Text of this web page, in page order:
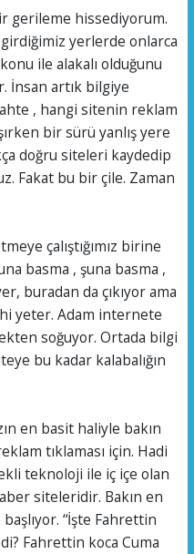
gerileme hissediyorum.
yerlerde onlarca
konu ile alakalı olduğunu
İnsan artık bilgiye
, hangi sitenin reklam
bir sürü yanlış yere
doğru siteleri kaydedip
Fakat bu bir çile. Zaman
çalıştığımız birine
basma , şuna basma ,
buradan da çıkıyor ama
yeter. Adam internete
soğuyor. Ortada bilgi
bu kadar kalabalığın
en basit haliyle bakın
tıklaması için. Hadi
teknoloji ile iç içe olan
siteleridir. Bakın en
“İşte Fahrettin
Fahrettin koca Cuma